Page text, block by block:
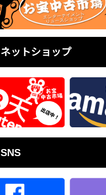
ネットショップ
SNS